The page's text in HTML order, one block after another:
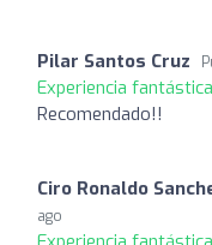
Pilar Santos Cruz
Experiencia
Recomendado!!
Ciro Ronaldo
ago